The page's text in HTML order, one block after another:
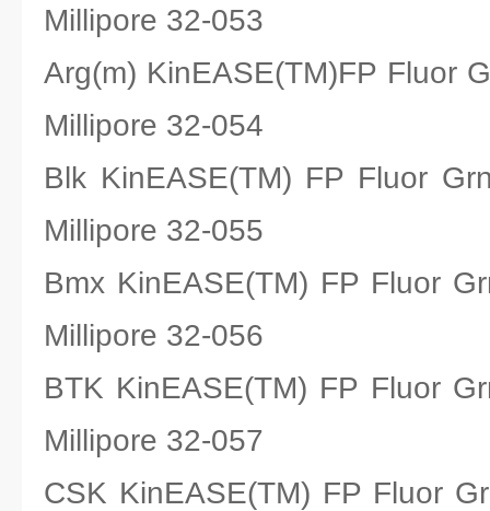
Millipore 32-053
Arg(m) KinEASE(TM)FP Fluor
Millipore 32-054
Blk KinEASE(TM) FP Fluor
Millipore 32-055
Bmx KinEASE(TM) FP Fluor
Millipore 32-056
BTK KinEASE(TM) FP Fluor
Millipore 32-057
CSK KinEASE(TM) FP Fluor